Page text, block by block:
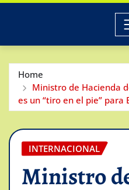
Home
Ministro de Hacienda
es un “tiro en el pie” para
INTERNACIONAL
Ministro